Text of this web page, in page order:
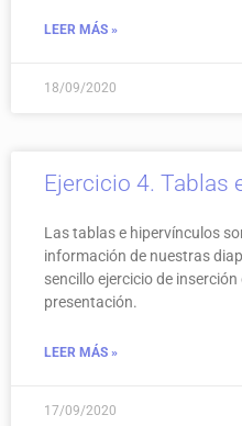
LEER MÁS »
18/09/2020
Ejercicio 4. Tablas
Las tablas e hipervínculos
información de nuestras
sencillo ejercicio de
presentación.
LEER MÁS »
17/09/2020